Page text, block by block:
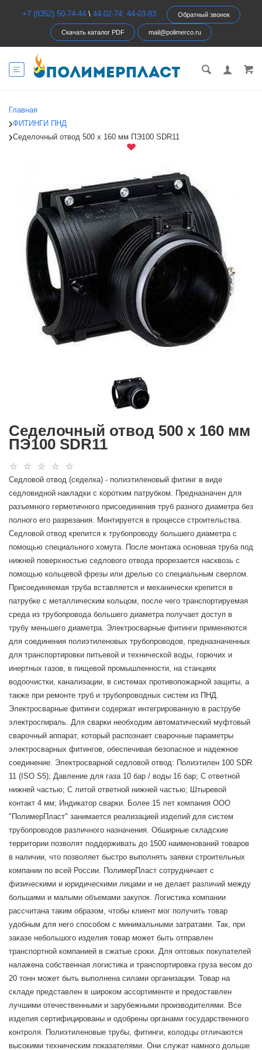
+7 (8352) 50-74-44\ 44-02-74; 44-03-83 Обратный звонок
Скачать каталог PDF mail@polimerco.ru
Главная
ФИТИНГИ ПНД
Седелочный отвод 500 х 160 мм ПЭ100 SDR11
Седелочный отвод 500 х 160 мм
ПЭ100 SDR11
Седловой отвод (седелка) - полиэтиленовый фитинг в виде
седловидной накладки с коротким патрубком. Предназначен для
разъемного герметичного присоединения труб разного диаметра без
полного его разрезания. Монтируется в процессе строительства.
Седловой отвод крепится к трубопроводу большего диаметра с
помощью специального хомута. После монтажа основная труба под
нижней поверхностью седлового отвода прорезается насквозь с
помощью кольцевой фрезы или дрелью со специальным сверлом.
Присоединяемая труба вставляется и механически крепится в
патрубке с металлическим кольцом, после чего транспортируемая
среда из трубопровода большего диаметра получает доступ в
трубу меньшего диаметра. Электросварные фитинги применяются
для соединения полиэтиленовых трубопроводов, предназначенных
для транспортировки питьевой и технической воды, горючих и
инертных газов, в пищевой промышленности, на станциях
водоочистки, канализации, в системах противопожарной защиты, а
также при ремонте труб и трубопроводных систем из ПНД.
Электросварные фитинги содержат интегрированную в раструбе
электроспираль. Для сварки необходим автоматический муфтовый
сварочный аппарат, который распознает сварочные параметры
электросварных фитингов, обеспечивая безопасное и надежное
соединение. Электросварной седловой отвод: Полиэтилен 100 SDR
11 (ISO S5); Давление для газа 10 бар / воды 16 бар; С ответной
нижней частью; С литой ответной нижней частью; Штыревой
контакт 4 мм; Индикатор сварки. Более 15 лет компания ООО
"ПолимерПласт" занимается реализацией изделий для систем
трубопроводов различного назначения. Обширные складские
территории позволят поддерживать до 1500 наименований товаров
в наличии, что позволяет быстро выполнять заявки строительных
компании по всей России. ПолимерПласт сотрудничает с
физическими и юридическими лицами и не делает различий между
большими и малыми объемами закупок. Логистика компании
рассчитана таким образом, чтобы клиент мог получить товар
удобным для него способом с минимальными затратами. Так, при
заказе небольшого изделия товар может быть отправлен
транспортной компанией в сжатые сроки. Для оптовых покупателей
налажена собственная логистика и транспортировка груза весом до
20 тонн может быть выполнена силами организации. Товар на
складе представлен в широком ассортименте и предоставлен
лучшими отечественными и зарубежными производителями. Все
изделия сертифицированы и одобрены органами государственного
контроля. Полиэтиленовые трубы, фитинги, колодцы отличаются
высокими техническим показателями. Они служат намного дольше